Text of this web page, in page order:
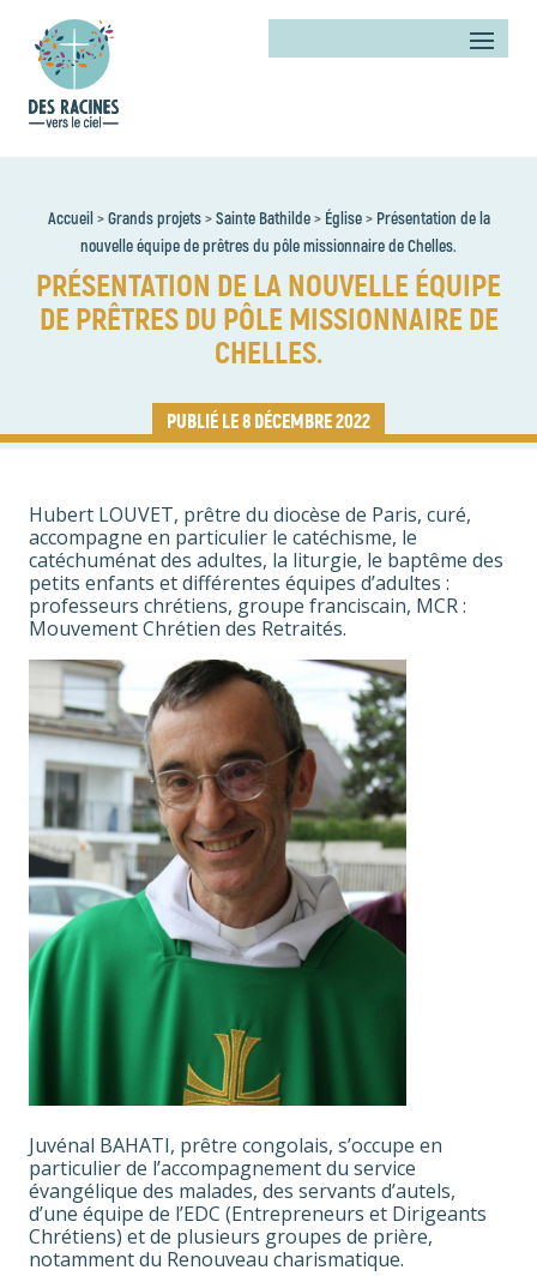
Accueil >Grands projets>Sainte Bathilde> Église> Présentation de la
nouvelle équipe de prêtres du pôle missionnaire de Chelles.
PRÉSENTATION DE LA NOUVELLE ÉQUIPE
DE PRÊTRES DU PÔLE MISSIONNAIRE DE
CHELLES.
8 DÉCEMBRE 2022
Hubert LOUVET, prêtre du diocèse de Paris, curé,
accompagne en particulier le catéchisme, le
catéchuménat des adultes, la liturgie, le baptême des
petits enfants et différentes équipes d’adultes :
professeurs chrétiens, groupe franciscain, MCR :
Mouvement Chrétien des Retraités.
Juvénal BAHATI, prêtre congolais, s’occupe en
particulier de l’accompagnement du service
évangélique des malades, des servants d’autels,
d’une équipe de l’EDC (Entrepreneurs et Dirigeants
Chrétiens) et de plusieurs groupes de prière,
notamment du Renouveau charismatique.